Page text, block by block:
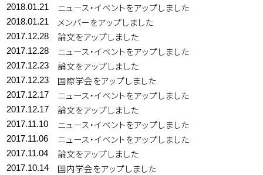
2018.01.21 ニュース・イベントをアップしました
2018.01.21 メンバーをアップしました
2017.12.28 論文をアップしました
2017.12.28 ニュース・イベントをアップしました
2017.12.23 論文をアップしました
2017.12.23 国際学会をアップしました
2017.12.17 ニュース・イベントをアップしました
2017.12.17 論文をアップしました
2017.11.10 ニュース・イベントをアップしました
2017.11.06 ニュース・イベントをアップしました
2017.11.04 論文をアップしました
2017.10.14 国内学会をアップしました